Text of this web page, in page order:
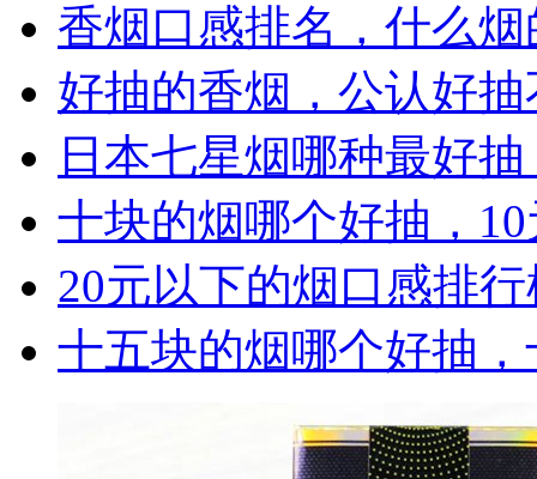
香烟口感排名，什么
好抽的香烟，公认好
日本七星烟哪种最好
十块的烟哪个好抽，
20元以下的烟口感排
十五块的烟哪个好抽